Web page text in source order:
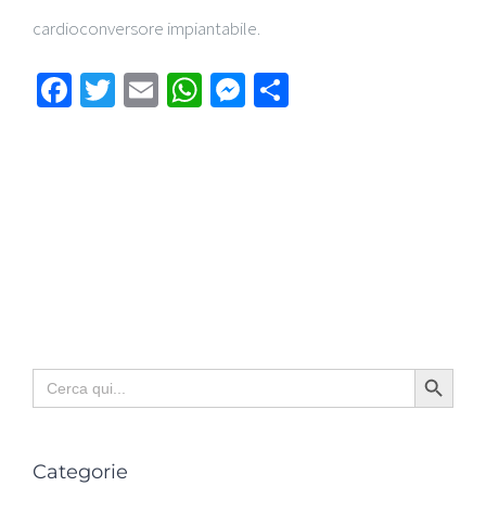
cardioconversore impiantabile.
Facebook
Twitter
EmailWhatsApp
Messenger
Search
for:
Search Button
Categorie